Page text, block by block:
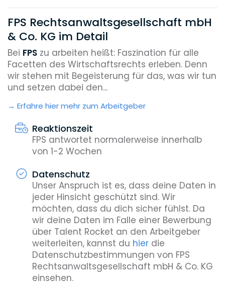
FPS Rechtsanwaltsgesellschaft mbH
& Co. KG im Detail
Bei FPS zu arbeiten heißt: Faszination für alle
Facetten des Wirtschaftsrechts erleben. Denn
wir stehen mit Begeisterung für das, was wir tun
und setzen dabei den...
Erfahre hier mehr zum Arbeitgeber
Reaktionszeit
FPS antwortet normalerweise innerhalb
von 1-2 Wochen
Datenschutz
Unser Anspruch ist es, dass deine Daten in
jeder Hinsicht geschützt sind. Wir
möchten, dass du dich sicher fühlst. Da
wir deine Daten im Falle einer Bewerbung
über Talent Rocket an den Arbeitgeber
weiterleiten, kannst du hierdie
Datenschutzbestimmungen von FPS
Rechtsanwaltsgesellschaft mbH & Co. KG
einsehen.